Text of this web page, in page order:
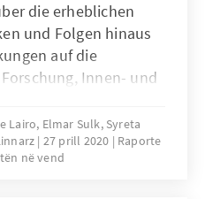
die erheblichen
und Folgen hinaus
auf die
Innen- und
Staaten. Namhafte
Tanks und Experten
den
Lairo, Elmar Sulk, Syreta
27 prill 2020
Raporte
në vend